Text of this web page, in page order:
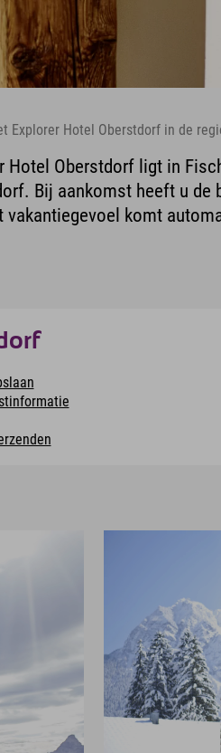
Explorer Hotel Oberstdorf in de
Hotel Oberstdorf ligt in
Bij aankomst heeft u de
vakantiegevoel komt